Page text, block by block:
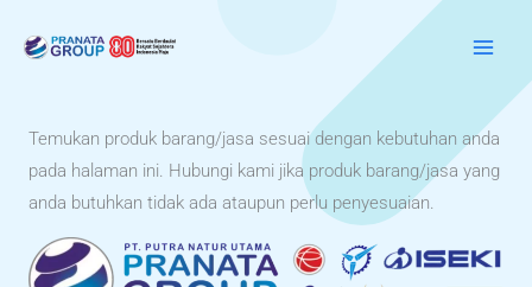
Temukan produk barang/jasa sesuai dengan kebutuhan anda
pada halaman ini. Hubungi kami jika produk barang/jasa yang
anda butuhkan tidak ada ataupun perlu penyesuaian.